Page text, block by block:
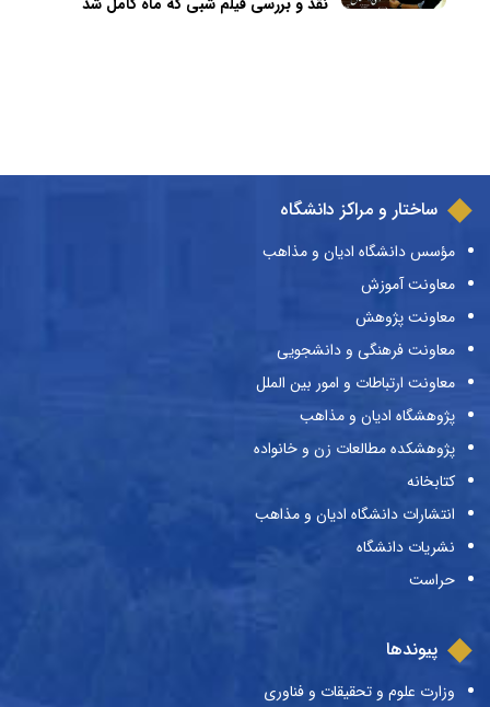
ساختار و مراکز دانشگاه
مؤسس دانشگاه ادیان و مذاهب
معاونت آموزش
معاونت پژوهش
معاونت فرهنگی و دانشجویی
معاونت ارتباطات و امور بین الملل
پژوهشگاه ادیان و مذاهب
پژوهشکده مطالعات زن و خانواده
کتابخانه
انتشارات دانشگاه ادیان و مذاهب
نشریات دانشگاه
حراست
پیوندها
وزارت علوم و تحقیقات و فناوری